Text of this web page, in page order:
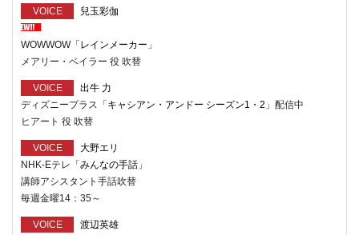
VOICE 兒玉彩伽
WOWWOW「 レインメーカー 」
メアリー・ベイラー 役 吹替
VOICE
出牛 力
ディズニープラス「 キャシアン・アンドー シーズン1・2 」配信中
ヒアート 役 吹替
VOICE
大野エリ
NHK-Eテレ「 みんなの手話 」
講師アシスタント手話吹替
毎週金曜14：35～
VOICE
渡辺英雄